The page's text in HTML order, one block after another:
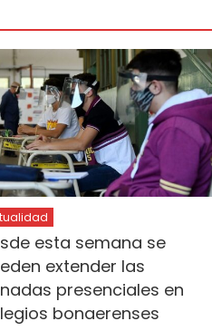
esta semana se
extender las
presenciales en
bonaerenses